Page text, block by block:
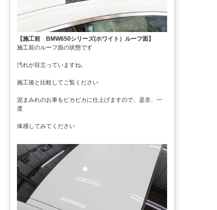
【施工前 BMW650シリーズ(ホワイト）ルーフ面】
施工前のルーフ面の状態です
汚れが目立っていますね。
施工後と比較してご覧ください
泥まみれのお車をピカピカに仕上げますので、是非、一
度
体感してみてください